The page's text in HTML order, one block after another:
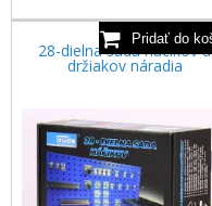
28-dielna sada háčikov a
držiakov náradia